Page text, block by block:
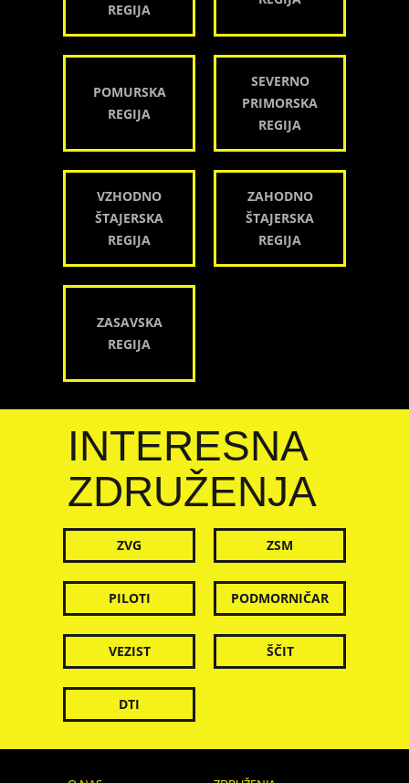
REGIJA
POMURSKA
REGIJA
SEVERNO
PRIMORSKA
REGIJA
VZHODNO
ŠTAJERSKA
REGIJA
ZAHODNO
ŠTAJERSKA
REGIJA
ZASAVSKA
REGIJA
INTERESNA
ZDRUŽENJA
ZVG ZSM
PILOTI PODMORNIČAR
VEZIST ŠČIT
DTI